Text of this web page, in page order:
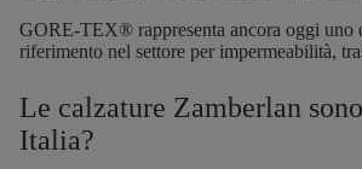
GORE-TEX® rappresenta ancora oggi uno
riferimento nel settore per impermeabilità,
Le calzature Zamberlan
Italia?